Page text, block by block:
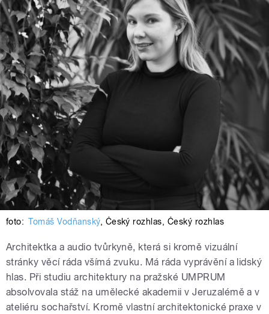
foto: Tomáš Vodňanský, Český rozhlas, Český rozhlas
Architektka a audio tvůrkyně, která si kromě vizuální
stránky věcí ráda všímá zvuku. Má ráda vyprávění a lidský
hlas. Při studiu architektury na pražské UMPRUM
absolvovala stáž na umělecké akademii v Jeruzalémě a v
ateliéru sochařství. Kromě vlastní architektonické praxe v